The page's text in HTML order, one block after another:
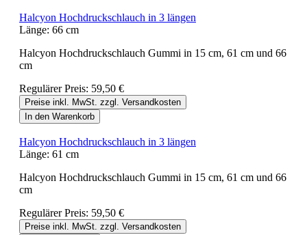
Halcyon Hochdruckschlauch in 3 längen
Länge: 66 cm
Halcyon Hochdruckschlauch Gummi in 15 cm, 61 cm und 66
cm
Regulärer Preis: 59,50 €
Preise inkl. MwSt. zzgl. Versandkosten
In den Warenkorb
Halcyon Hochdruckschlauch in 3 längen
Länge: 61 cm
Halcyon Hochdruckschlauch Gummi in 15 cm, 61 cm und 66
cm
Regulärer Preis: 59,50 €
Preise inkl. MwSt. zzgl. Versandkosten